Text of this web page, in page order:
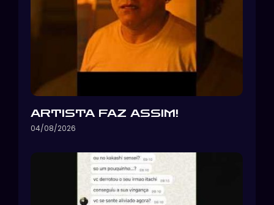
ARTISTA FAZ ASSIM!
04/08/2026